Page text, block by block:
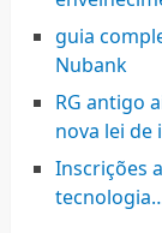
guia
Nubank
RG antigo
nova lei de
Inscrições